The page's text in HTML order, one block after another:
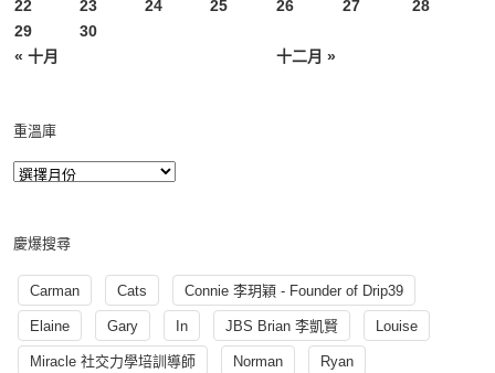
« 十月 十二月 »
22 23 24 25 26 27
28
29
30
重溫庫
慶爆搜尋
Carman Cats Connie 李玥穎 - Founder of Drip39
Elaine Gary In JBS Brian 李凱賢 Louise
Miracle 社交力學培訓導師 Norman Ryan